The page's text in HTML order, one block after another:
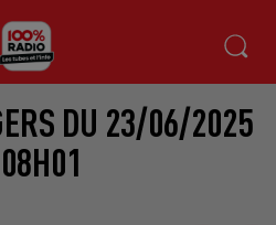
DU 23/06/2025